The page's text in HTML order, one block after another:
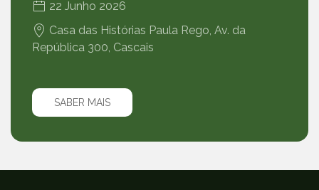
22 Junho 2026
Casa das Histórias Paula Rego, Av. da
República 300, Cascais
SABER MAIS